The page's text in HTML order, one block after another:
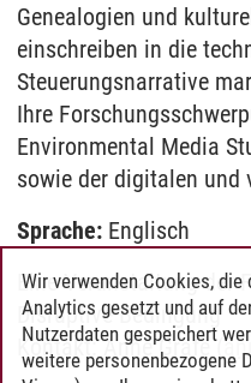
Genealogien und
einschreiben in die
Steuerungsnarrative
Ihre
Environmental Media
sowie der digitalen und
Sprache: Englisch
Eine Veranstaltung der
Disruptive Bedingung
Kontakt: Anne Gräfe (
Wir verwenden Cookies,
Analytics gesetzt und auf
Nutzerdaten gespeichert
weitere personenbezogene